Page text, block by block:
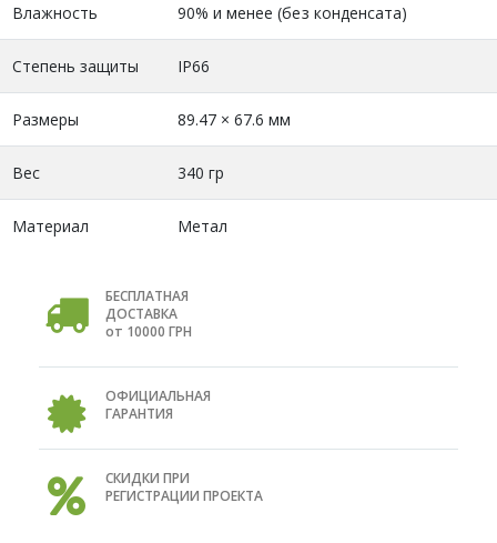
Влажность 90% и менее (без конденсата)
Степень защиты IP66
Размеры 89.47 × 67.6 мм
Вес 340 гр
Материал Метал
БЕСПЛАТНАЯ
ДОСТАВКА
от 10000 ГРН
ОФИЦИАЛЬНАЯ
ГАРАНТИЯ
СКИДКИ ПРИ
РЕГИСТРАЦИИ ПРОЕКТА